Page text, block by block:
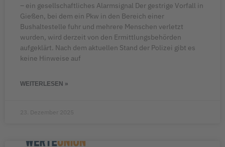
– ein gesellschaftliches Alarmsignal Der gestrige Vorfall in
Gießen, bei dem ein Pkw in den Bereich einer
Bushaltestelle fuhr und mehrere Menschen verletzt
wurden, wird derzeit von den Ermittlungsbehörden
aufgeklärt. Nach dem aktuellen Stand der Polizei gibt es
keine Hinweise auf
WEITERLESEN »
23. Dezember 2025